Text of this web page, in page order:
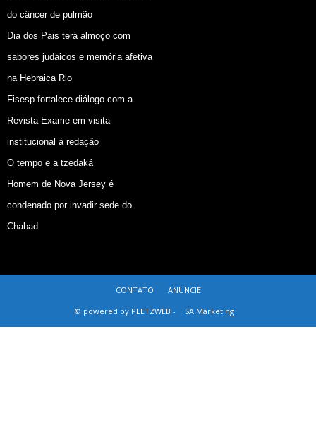
do câncer de pulmão
Dia dos Pais terá almoço com
sabores judaicos e memória afetiva
na Hebraica Rio
Fisesp fortalece diálogo com a
Revista Exame em visita
institucional à redação
O tempo e a tzedaká
Homem de Nova Jersey é
condenado por invadir sede do
Chabad
CONTATO
ANUNCIE
© powered by PLETZWEB -
SA Marketing